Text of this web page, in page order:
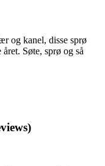
og kanel, disse sprø
Søte, sprø og så